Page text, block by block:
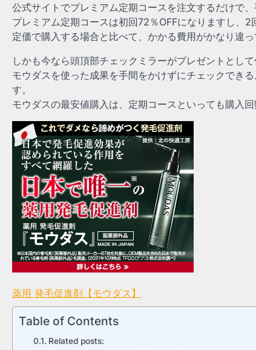
公式サイトでプレミアム定期コースを注文するだけで
プレミアム定期コースは初回72％OFFになりますし、2
定価で購入する場合と比べて、かかる費用がかなり違っ
しかも今なら頭頂部チェックミラーがプレゼントとして
モウダスを使った成果を手間をかけずにチェックでき
す。
モウダスの最安値購入は、定期コースといっても購入
薬用 発毛促進剤【モウダス】
Table of Contents
Related posts: